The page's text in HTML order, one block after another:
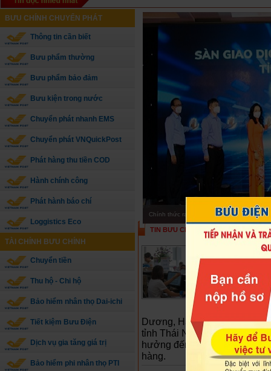
BƯU CHÍNH CHUYỂN PHÁT
Thông tin cần biết
Bưu phẩm thường
Bưu phẩm bảo đảm
Bưu kiện trong nước
Chuyển phát nhanh EMS
Chuyển phát VNQuickPost
Phát hàng thu tiền COD
Hành chính công
Phát hành báo chí
Loggistics Eco
TÀI CHÍNH BƯU CHÍNH
Chuyển tiền
Thu hộ - Chi hộ
Bảo hiểm nhân thọ Dai-ichi
Tiết kiệm Bưu Điện
Dịch vụ gia tăng giá trị
Bảo hiểm phi nhân thọ PTI
Chính thức ra mắt Sàn giao dịch thương
TIN BƯU CHÍNH TIN TRONG
Bưu
chuyển,
Do ảnh
tỉnh miền
6/9/2024
phố như
Dương, Hà Nội,… Hoàn lưu
tỉnh Thái Nguyên, Lạng
hưởng đến việc tổ chức vận
hàng.